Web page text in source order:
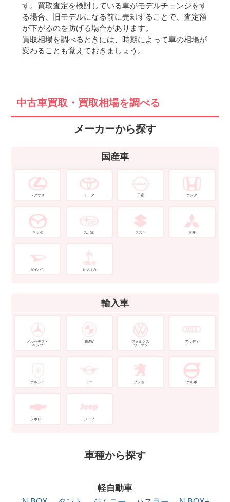
す。買取査定を検討している車がモデルチェンジをす
る場合、旧モデルになる前に売却することで、査定額
が下がるのを防げる場合があります。
買取相場を調べるときには、時期によって車の相場が
変わることも覚えておきましょう。
中古車買取・買取相場を調べる
メーカーから探す
国産車
レクサス トヨタ 日産 ホンダ
マツダ スバル スズキ 三菱
ダイハツ ミツオカ
輸入車
メルセデス・
ベンツ
BMW
フォルクス
ワーゲン
アウディ
ポルシェ ミニ プジョー ボルボ
シボレー ジープ
車種から探す
軽自動車